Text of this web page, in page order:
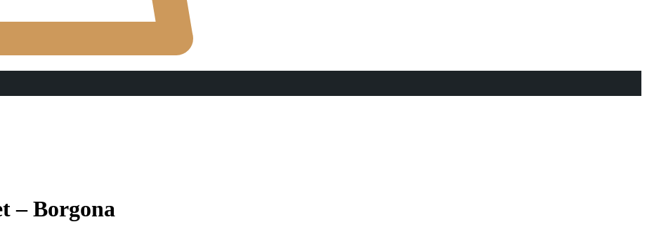
– Borgona